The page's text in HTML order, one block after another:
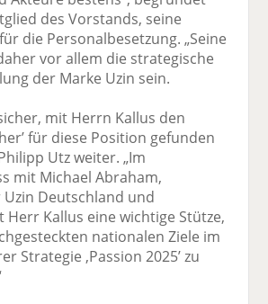
des Vorstands, seine
die Personalbesetzung. „Seine
vor allem die strategische
der Marke Uzin sein.
mit Herrn Kallus den
für diese Position gefunden
Utz weiter. „Im
mit Michael Abraham,
Deutschland und
Herr Kallus eine wichtige Stütze,
nationalen Ziele im
Strategie ‚Passion 2025’ zu